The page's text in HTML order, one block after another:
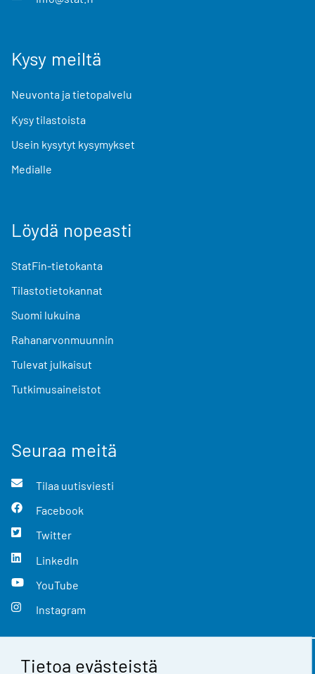
Tietoa evästeistä
Kysy meiltä
Neuvonta ja tietopalvelu
Kysy tilastoista
Usein kysytyt kysymykset
Medialle
Löydä nopeasti
StatFin-tietokanta
Tilastotietokannat
Suomi lukuina
Rahanarvonmuunnin
Tulevat julkaisut
Tutkimusaineistot
Seuraa meitä
Tilaa uutisviesti
Facebook
Twitter
LinkedIn
YouTube
Instagram
Yhteystiedot